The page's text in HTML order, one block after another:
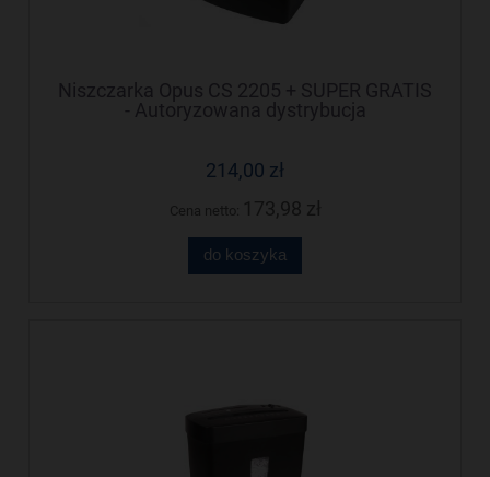
Niszczarka Opus CS 2205 + SUPER GRATIS
- Autoryzowana dystrybucja
214,00 zł
do koszyka